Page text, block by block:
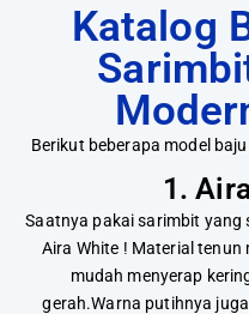
Katalog
Berikut beberapa model
1.
Saatnya pakai sarimbit yang
Aira White ! Material tenun
mudah menyerap
gerah.Warna putihnya